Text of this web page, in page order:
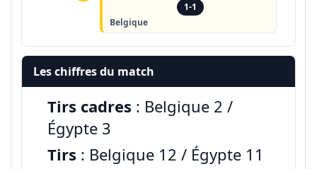
1-1
Belgique
Les chiffres du match
Tirs cadres : Belgique 2 /
Égypte 3
Tirs : Belgique 12 / Égypte 11